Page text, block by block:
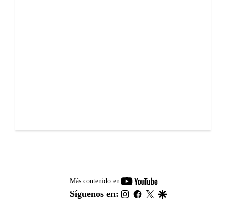
Más contenido en
youtube-
footer
Síguenos en: instagram
facebook
twitter